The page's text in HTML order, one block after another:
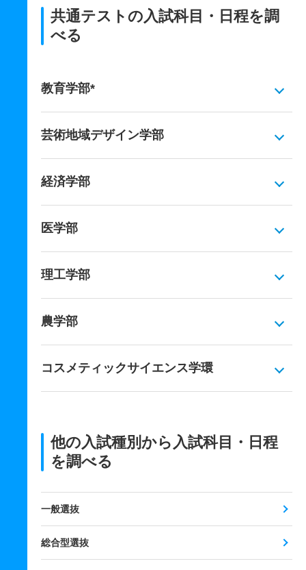
共通テストの入試科目・日程を調
べる
教育学部*
芸術地域デザイン学部
経済学部
医学部
理工学部
農学部
コスメティックサイエンス学環
他の入試種別から入試科目・日程
を調べる
一般選抜
総合型選抜